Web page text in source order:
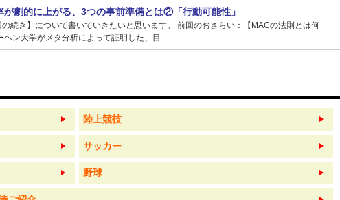
が劇的に上がる、3つの事前準備とは②「行動可能性」
続き】について書いていきたいと思います。 前回のおさらい：【MACの法則とは何
ン大学がメタ分析によって証明した、目...
陸上競技
サッカー
野球